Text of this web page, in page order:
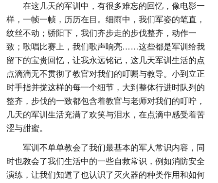
在这几天的军训中，有很多难忘的回忆，像电影一
样，一帧一帧，历历在目。细雨中，我们军姿的笔直，
纹丝不动；骄阳下，我们齐步走的步伐整齐，动作一
致；歌唱比赛上，我们歌声响亮……这些都是军训给我
留下的宝贵回忆，让我永远铭记，这几天军训生活的点
点滴滴无不贯彻了教官对我们的叮嘱与教导。小到立正
时手指并拢这样的每一个细节，大到整体行进时队列的
整齐，步伐的一致都包含着教官与老师对我们的叮咛，
几天的军训生活充满了欢笑与泪水，在点滴中感受着苦
涩与甜蜜。
军训不单单教会了我们最基本的军人常识内容，同
时也教会了我们生活中的一些自救常识，例如消防安全
演练，让我们知道了也认识了灭火器的种类作用和如何